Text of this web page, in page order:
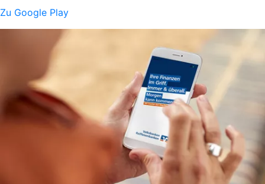
Zu Google Play